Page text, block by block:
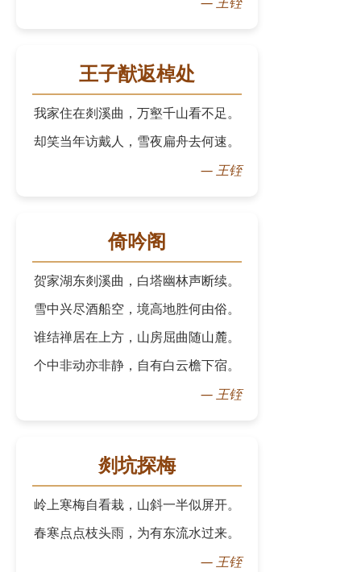
王子猷返棹处
我家住在剡溪曲，万壑千山看不足。
却笑当年访戴人，雪夜扁舟去何速。
—王铚
倚吟阁
贺家湖东剡溪曲，白塔幽林声断续。
雪中兴尽酒船空，境高地胜何由俗。
谁结禅居在上方，山房屈曲随山麓。
个中非动亦非静，自有白云檐下宿。
—王铚
剡坑探梅
岭上寒梅自看栽，山斜一半似屏开。
春寒点点枝头雨，为有东流水过来。
—王铚